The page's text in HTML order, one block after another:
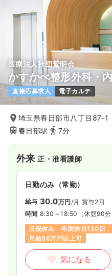
医療法人社団鷲明会
かすかべ整形外科・
直接応募求人 電子カルテ
埼玉県春日部市八丁目87-1
春日部駅
7分
外来正・准看護師
日勤のみ（常勤）
給与 30.0万円/月 賞与2回
時間 8:30～18:50 （休憩90分
日祝休み
年間休日120日
月給30万円以上可
気になる